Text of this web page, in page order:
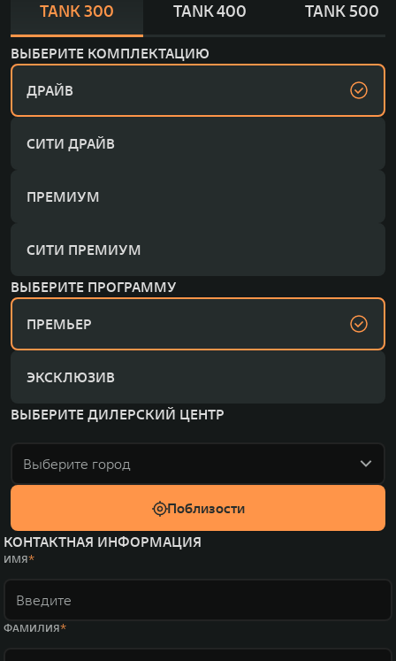
TANK 300 TANK 400 TANK 500
ВЫБЕРИТЕ КОМПЛЕКТАЦИЮ
ДРАЙВ
СИТИ ДРАЙВ
ПРЕМИУМ
СИТИ ПРЕМИУМ
ВЫБЕРИТЕ ПРОГРАММУ
ПРЕМЬЕР
ЭКСКЛЮЗИВ
ВЫБЕРИТЕ ДИЛЕРСКИЙ ЦЕНТР
Выберите город
Поблизости
КОНТАКТНАЯ ИНФОРМАЦИЯ
ИМЯ
ФАМИЛИЯ